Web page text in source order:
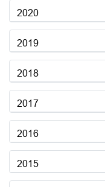
2020
2019
2018
2017
2016
2015